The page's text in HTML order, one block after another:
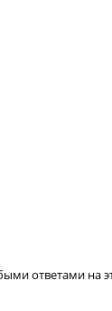
ответами на